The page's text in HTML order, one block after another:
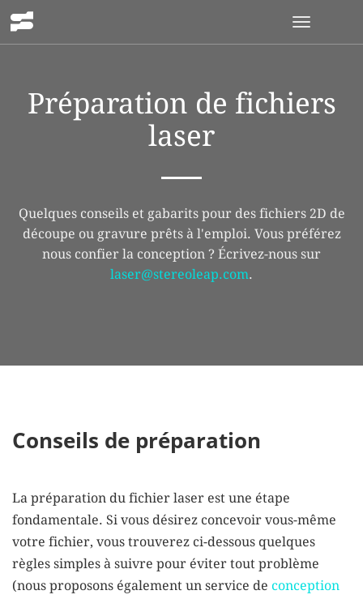
Ouvrir
la
Préparation de fichiers
laser
Quelques conseils et gabarits pour des fichiers 2D de
découpe ou gravure prêts à l'emploi. Vous préférez
nous confier la conception ? Écrivez-nous sur
laser@stereoleap.com.
Conseils de préparation
La préparation du fichier laser est une étape
fondamentale. Si vous désirez concevoir vous-même
votre fichier, vous trouverez ci-dessous quelques
règles simples à suivre pour éviter tout problème
(nous proposons également un service de conception